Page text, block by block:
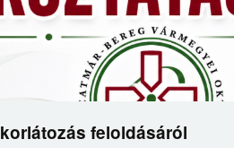
feloldásáról